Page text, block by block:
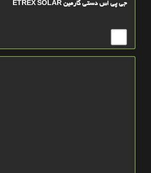
جی پی اس دستی گارمین ETREX SOLAR